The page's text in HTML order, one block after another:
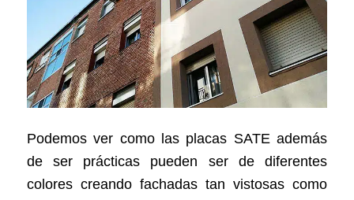
Podemos ver como las placas SATE además
de ser prácticas pueden ser de diferentes
colores creando fachadas tan vistosas como